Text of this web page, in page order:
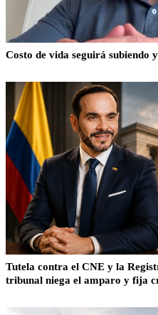
Costo de vida seguirá subiendo
Tutela contra el CNE y la
tribunal niega el amparo y fija